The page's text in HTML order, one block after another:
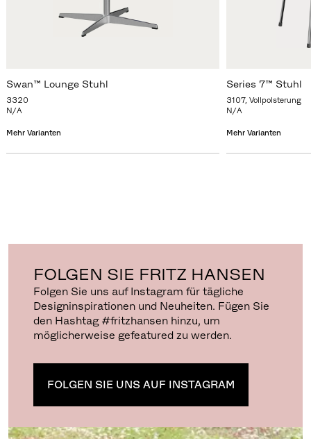
Swan™ Lounge Stuhl
3320
N/A
Mehr Varianten
Series 7™ Stuhl
3107, Vollpolsterung
N/A
Mehr Varianten
FOLGEN SIE FRITZ HANSEN
Folgen Sie uns auf Instagram für tägliche
Designinspirationen und Neuheiten. Fügen Sie
den Hashtag #fritzhansen hinzu, um
möglicherweise gefeatured zu werden.
FOLGEN SIE UNS AUF INSTAGRAM